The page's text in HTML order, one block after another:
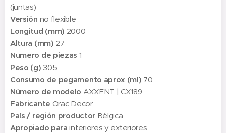
(juntas)
Versión no flexible
Longitud (mm) 2000
Altura (mm) 27
Numero de piezas 1
Peso (g) 305
Consumo de pegamento aprox (ml) 70
Número de modelo AXXENT | CX189
Fabricante Orac Decor
País / región productor Bélgica
Apropiado para interiores y exteriores